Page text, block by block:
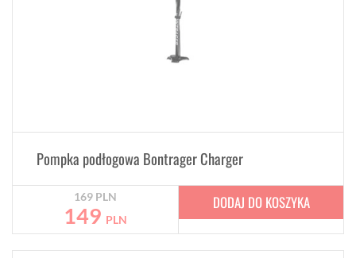
Pompka podłogowa Bontrager Charger
169 PLN
149 PLN
DODAJ DO KOSZYKA